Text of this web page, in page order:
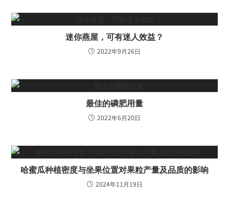
迷你燕屋，可有迷人效益？
2022年9月26日
最佳的磷肥用量
2022年6月20日
哈蜜瓜种植密度与坐果位置对果粒产量及品质的影响
2024年11月19日